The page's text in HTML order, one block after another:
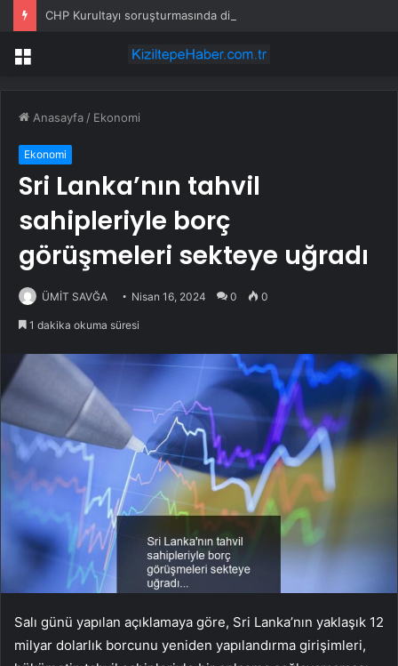
Menü
Anasayfa / Ekonomi
Ekonomi
Sri Lanka’nın tahvil
sahipleriyle borç
görüşmeleri sekteye uğradı
ÜMİT SAVĞA Nisan 16, 2024 0 0
1 dakika okuma süresi
Salı günü yapılan açıklamaya göre, Sri Lanka’nın yaklaşık 12
milyar dolarlık borcunu yeniden yapılandırma girişimleri,